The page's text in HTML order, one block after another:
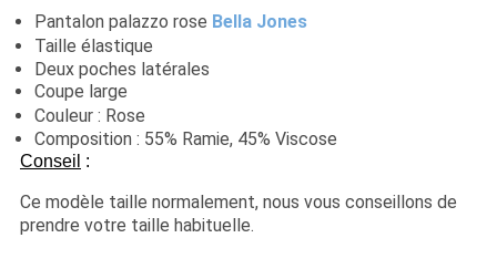
Pantalon palazzo rose Bella Jones
Taille élastique
Deux poches latérales
Coupe large
Couleur : Rose
Composition : 55% Ramie, 45% Viscose
Conseil :
Ce modèle taille normalement, nous vous conseillons de
prendre votre taille habituelle.